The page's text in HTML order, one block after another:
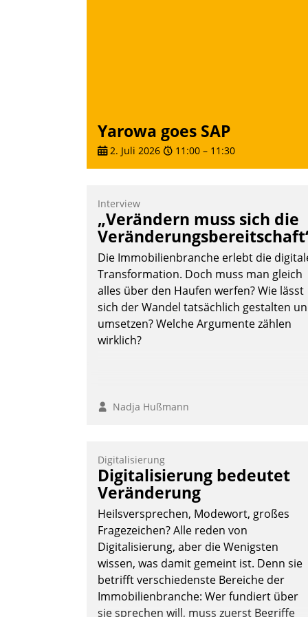
Yarowa goes SAP
2. Juli 2026 11:00 – 11:30
Interview
„Verändern muss sich die
Die Immobilienbranche erlebt die
Transformation. Doch muss man gleich
alles über den Haufen werfen? Wie lässt
sich der Wandel tatsächlich gestalten
umsetzen? Welche Argumente zählen
wirklich?
Nadja Hußmann
Digitalisierung
Digitalisierung bedeutet
Veränderung
Heilsversprechen, Modewort, großes
Fragezeichen? Alle reden von
Digitalisierung, aber die Wenigsten
wissen, was damit gemeint ist. Denn sie
betrifft verschiedenste Bereiche der
Immobilienbranche: Wer fundiert über
sie sprechen will, muss zuerst Begriffe